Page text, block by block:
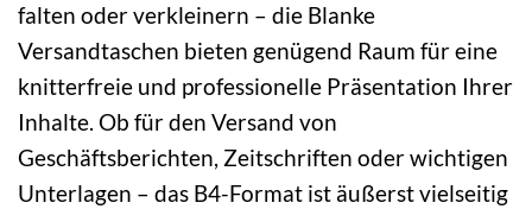
falten oder verkleinern – die Blanke
Versandtaschen bieten genügend Raum für eine
knitterfreie und professionelle Präsentation Ihrer
Inhalte. Ob für den Versand von
Geschäftsberichten, Zeitschriften oder wichtigen
Unterlagen – das B4-Format ist äußerst vielseitig